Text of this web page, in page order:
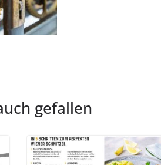
gefallen